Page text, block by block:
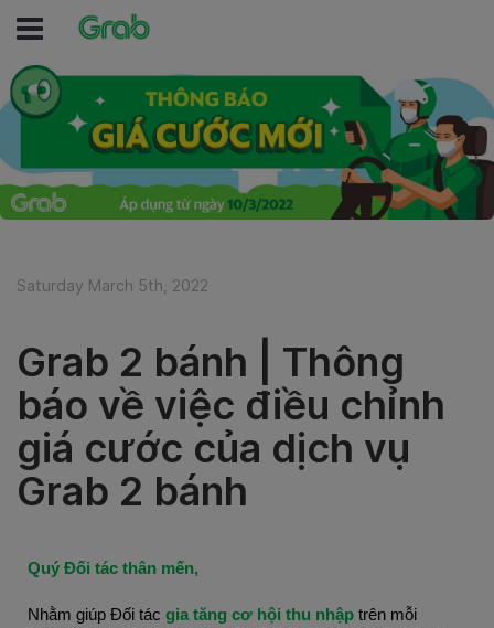
Saturday March 5th, 2022
Grab 2 bánh | Thông
báo về việc điều chỉnh
giá cước của dịch vụ
Grab 2 bánh
Quý Đối tác thân mến,
Nhằm giúp Đối tác gia tăng cơ hội thu nhập trên mỗi